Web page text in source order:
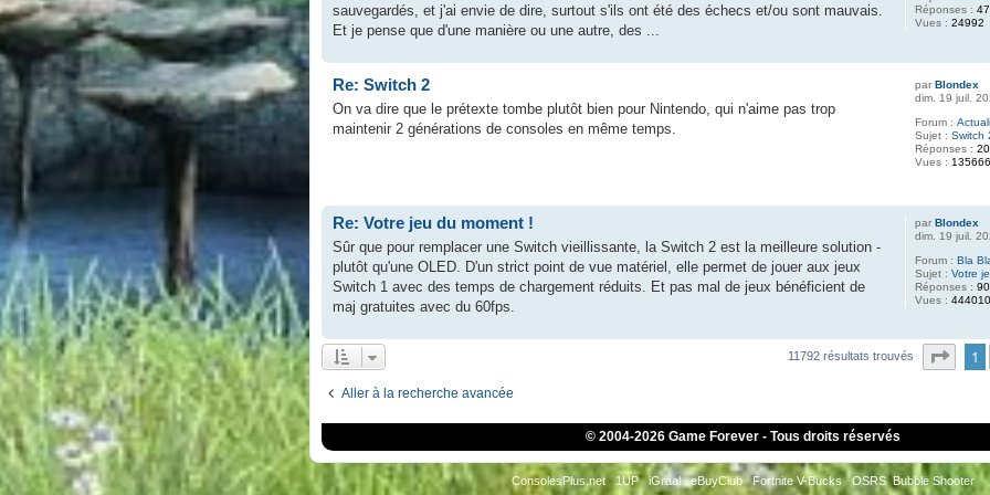
Réponses :47
Vues :24992
sauvegardés, et j'ai envie de dire, surtout s'ils ont été des échecs et/ou sont mauvais.
Et je pense que d'une manière ou une autre, des ...
parBlondex
dim. 19 juil.
Forum :
Sujet :Switch
Réponses :
Vues : 135666
Re: Switch 2
On va dire que le prétexte tombe plutôt bien pour Nintendo, qui n'aime pas trop
maintenir 2 générations de consoles en même temps.
parBlondex
dim. 19 juil.
Forum :Bla
Sujet :Votre
Réponses :
Vues :444010
Re: Votre jeu du moment !
Sûr que pour remplacer une Switch vieillissante, la Switch 2 est la meilleure solution -
plutôt qu'une OLED. D'un strict point de vue matériel, elle permet de jouer aux jeux
Switch 1 avec des temps de chargement réduits. Et pas mal de jeux bénéficient de
maj gratuites avec du 60fps.
11792 résultats trouvés Page1
Aller à la recherche avancée
© 2004-2026 Game Forever - Tous droits réservés
ConsolesPlus.net 1UP iGraal eBuyClub Fortnite V-Bucks OSRS Bubble Shooter